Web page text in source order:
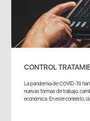
CONTROL
La pandemia de COVID-19
nuevas formas de trabajo,
económica. En este contexto, la